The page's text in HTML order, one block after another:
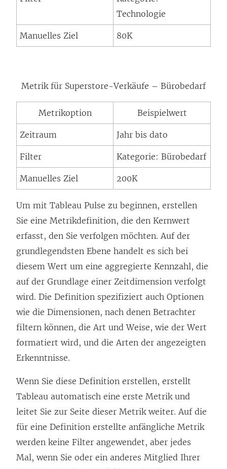
Technologie
Manuelles Ziel 80K
Metrik für Superstore-Verkäufe – Bürobedarf
Metrikoption Beispielwert
Zeitraum Jahr bis dato
Filter Kategorie: Bürobedarf
Manuelles Ziel 200K
Um mit Tableau Pulse zu beginnen, erstellen
Sie eine Metrikdefinition, die den Kernwert
erfasst, den Sie verfolgen möchten. Auf der
grundlegendsten Ebene handelt es sich bei
diesem Wert um eine aggregierte Kennzahl, die
auf der Grundlage einer Zeitdimension verfolgt
wird. Die Definition spezifiziert auch Optionen
wie die Dimensionen, nach denen Betrachter
filtern können, die Art und Weise, wie der Wert
formatiert wird, und die Arten der angezeigten
Erkenntnisse.
Wenn Sie diese Definition erstellen, erstellt
Tableau automatisch eine erste Metrik und
leitet Sie zur Seite dieser Metrik weiter. Auf die
für eine Definition erstellte anfängliche Metrik
werden keine Filter angewendet, aber jedes
Mal, wenn Sie oder ein anderes Mitglied Ihrer